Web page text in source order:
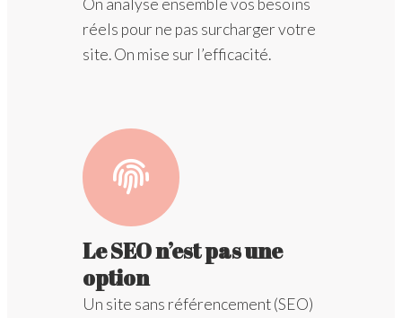
On analyse ensemble vos besoins
réels pour ne pas surcharger votre
site. On mise sur l’efficacité.
Le SEO n’est pas une
option
Un site sans référencement (SEO)